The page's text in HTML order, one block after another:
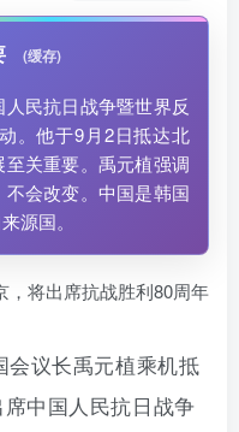
(缓存)
民抗日战争暨世界反
。他于9月2日抵达北
关重要。禹元植强调
会改变。中国是韩国
源国。
议长禹元植乘机抵
中国人民抗日战争